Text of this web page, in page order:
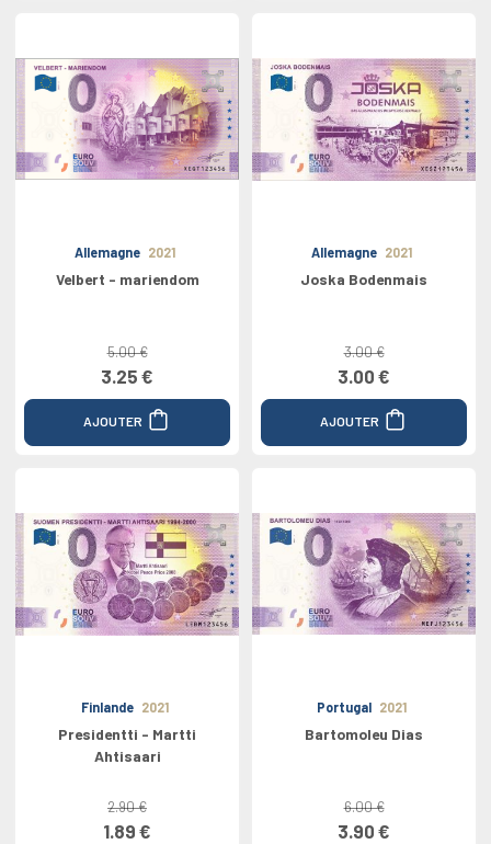
Allemagne 2021
Velbert - mariendom
5.00 €
3.25 €
AJOUTER
Allemagne 2021
Joska Bodenmais
3.00 €
3.00 €
AJOUTER
Finlande 2021
Presidentti - Martti
Ahtisaari
2.90 €
1.89 €
Portugal 2021
Bartomoleu Dias
6.00 €
3.90 €